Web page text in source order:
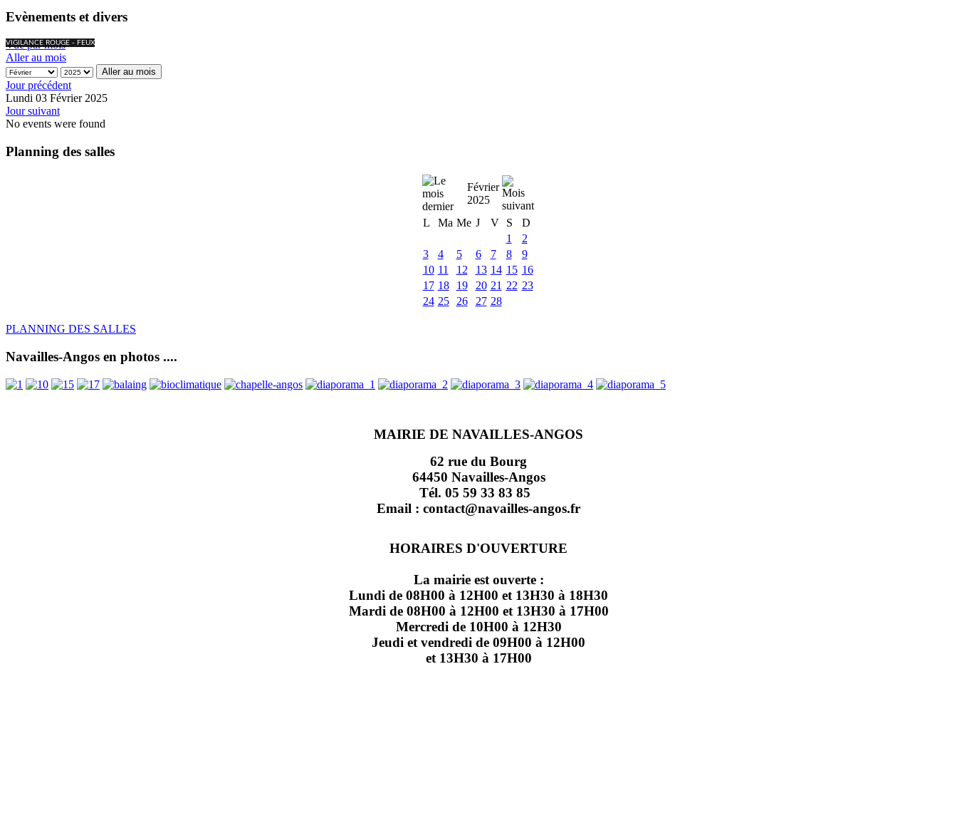
Evènements et divers
VIGILANCE ROUGE - FEUX
Vue par mois
Aller au mois
Aller au mois
Jour précédent
Lundi 03 Février 2025
Jour suivant
No events were found
Planning des salles
Février
2025
L
Ma Me J V S
D
1
2
3
4 5 6 7 8
9
10 11 12 13 14 15 16
17 18 19 20 21 22 23
24 25 26 27 28
PLANNING DES SALLES
Navailles-Angos en photos ....
MAIRIE DE NAVAILLES-ANGOS
62 rue du Bourg
64450 Navailles-Angos
Tél. 05 59 33 83 85
Email : contact@navailles-angos.fr
HORAIRES D'OUVERTURE
La mairie est ouverte :
Lundi de 08H00 à 12H00 et 13H30 à 18H30
Mardi de 08H00 à 12H00 et 13H30 à 17H00
Mercredi de 10H00 à 12H30
Jeudi et vendredi de 09H00 à 12H00
et 13H30 à 17H00